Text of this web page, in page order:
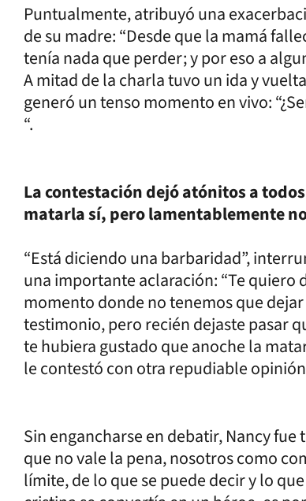
Puntualmente, atribuyó una
de su madre: “Desde que la mamá
tenía nada que perder; y por eso a
A mitad de la charla tuvo un ida y
generó un tenso momento en vivo:
“.
La contestación dejó atónitos a
matarla sí, pero lamentablemente
“Está diciendo una barbaridad”,
una importante aclaración: “Te quiero
momento donde no tenemos que
testimonio, pero recién dejaste pasar
te hubiera gustado que anoche la
le contestó con otra repudiable
Sin engancharse en debatir, Nancy
que no vale la pena, nosotros como
límite, de lo que se puede decir y lo